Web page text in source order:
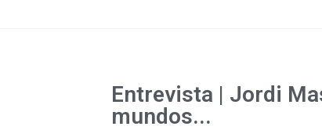
Entrevista | Jordi
mundos...